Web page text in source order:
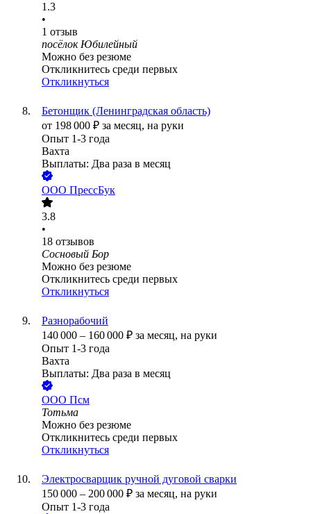
1.3
•
1 отзыв
посёлок Юбилейный
Можно без резюме
Откликнитесь среди первых
Откликнуться
Бетонщик (Ленинградская область)
от 198 000 ₽ за месяц, на руки
Опыт 1-3 года
Вахта
Выплаты: Два раза в месяц
ООО ПрессБук
3.8
•
18 отзывов
Сосновый Бор
Можно без резюме
Откликнитесь среди первых
Откликнуться
Разнорабочий
140 000 – 160 000 ₽ за месяц, на руки
Опыт 1-3 года
Вахта
Выплаты: Два раза в месяц
ООО Псм
Тотьма
Можно без резюме
Откликнитесь среди первых
Откликнуться
Электросварщик ручной дуговой сварки
150 000 – 200 000 ₽ за месяц, на руки
Опыт 1-3 года